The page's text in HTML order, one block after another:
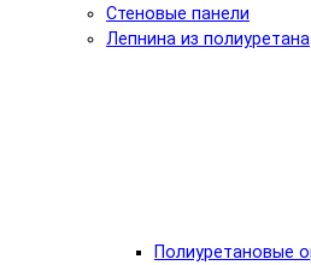
Стеновые панели
Лепнина из полиуретана
Полиуретановые